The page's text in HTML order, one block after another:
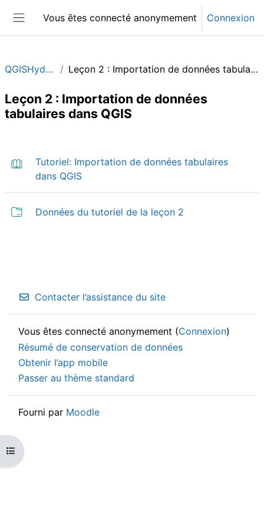
Vous êtes connecté anonymement Connexion
Ouvrir l’index du cours
QGISHydro_FR Leçon 2 : Importation de données tabulaires dans QGIS
Leçon 2 : Importation de données
tabulaires dans QGIS
Tutoriel: Importation de données tabulaires
dans QGISLivre
Données du tutoriel de la leçon 2
Contacter l’assistance du site
Vous êtes connecté anonymement (Connexion)
Résumé de conservation de données
Obtenir l’app mobile
Passer au thème standard
Fourni par Moodle